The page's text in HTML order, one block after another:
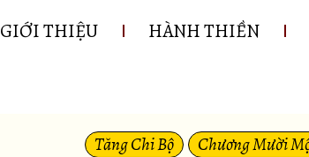
GIỚI THIỆU HÀNH THIỀN
Tăng Chi Bộ Chương Mười